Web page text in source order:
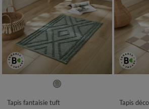
Tapis fantaisie tuft
Tapis